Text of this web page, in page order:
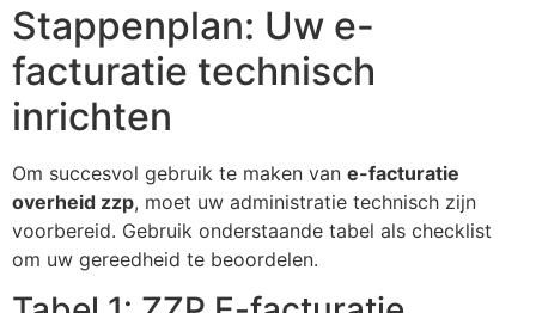
Stappenplan: Uw e-
facturatie technisch
inrichten
Om succesvol gebruik te maken van e-facturatie
overheid zzp, moet uw administratie technisch zijn
voorbereid. Gebruik onderstaande tabel als checklist
om uw gereedheid te beoordelen.